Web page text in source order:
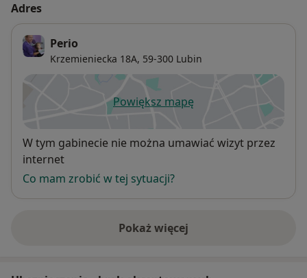
Adres
Perio
Krzemieniecka 18A, 59-300 Lubin
Powiększ mapęotwiera się w nowej karcie
Dostępność
W tym gabinecie nie można umawiać wizyt przez
internet
Co mam zrobić w tej sytuacji?
Pokaż więcej
o adresie